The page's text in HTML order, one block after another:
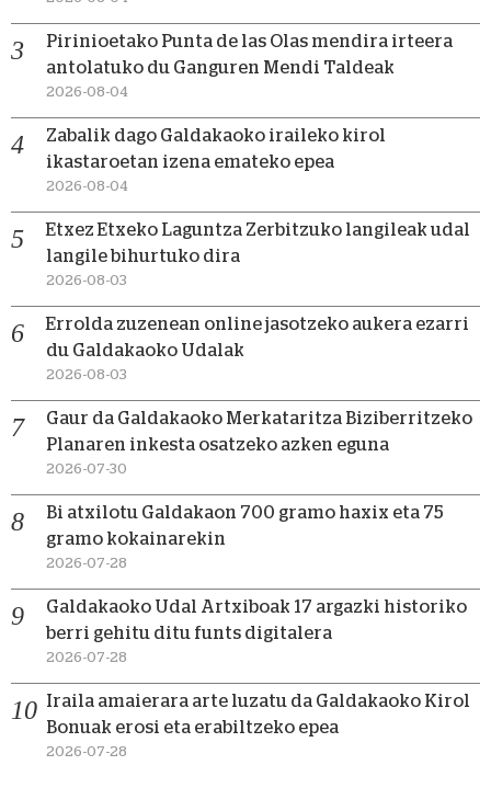
Pirinioetako Punta de las Olas mendira irteera
antolatuko du Ganguren Mendi Taldeak
2026-08-04
Zabalik dago Galdakaoko iraileko kirol
ikastaroetan izena emateko epea
2026-08-04
Etxez Etxeko Laguntza Zerbitzuko langileak udal
langile bihurtuko dira
2026-08-03
Errolda zuzenean online jasotzeko aukera ezarri
du Galdakaoko Udalak
2026-08-03
Gaur da Galdakaoko Merkataritza Biziberritzeko
Planaren inkesta osatzeko azken eguna
2026-07-30
Bi atxilotu Galdakaon 700 gramo haxix eta 75
gramo kokainarekin
2026-07-28
Galdakaoko Udal Artxiboak 17 argazki historiko
berri gehitu ditu funts digitalera
2026-07-28
Iraila amaierara arte luzatu da Galdakaoko Kirol
Bonuak erosi eta erabiltzeko epea
2026-07-28